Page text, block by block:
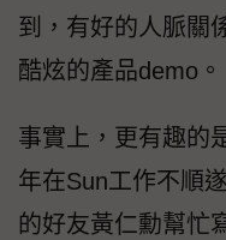
到，有好的人脈關
酷炫的產品demo。
事實上，更有趣的
年在Sun工作不順
的好友黃仁勳幫忙